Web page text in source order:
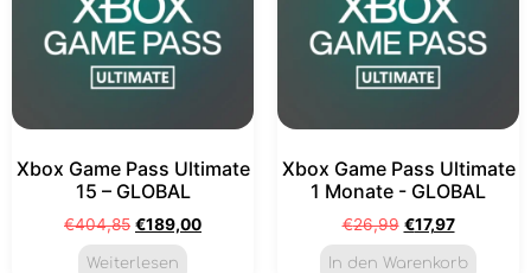
Xbox Game Pass Ultimate
15 – GLOBAL
€404,85 €189,00
Weiterlesen
Xbox Game Pass Ultimate
1 Monate - GLOBAL
€26,99 €17,97
In den Warenkorb